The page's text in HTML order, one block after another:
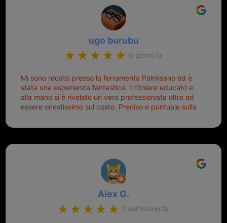
ugo burubu
6 giorni fa
Mi sono recato presso la ferramenta Palmisano ed è
stata una esperienza fantastica. Il titolare educato e
alla mano si è rivelato un vero professionista oltre ad
essere onestissimo sul costo. Preciso e puntuale sulla
Alex G.
2 settimane fa